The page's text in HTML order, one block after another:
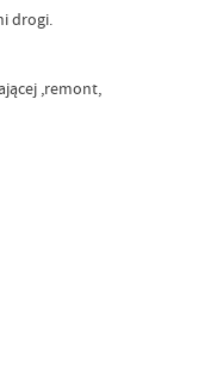
drogi.
,remont,